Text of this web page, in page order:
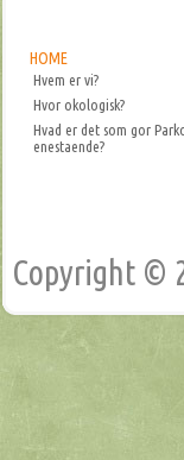
HOME
Hvem er vi?
Hvor okologisk?
Hvad er det som gor
enestaende?
Copyright ©